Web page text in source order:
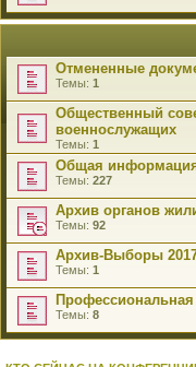
Отмененные
Темы: 1
Общественный
военнослужащих
Темы: 1
Общая
Темы: 227
Архив органов
Темы: 92
Архив-Выборы
Темы: 1
Темы: 8